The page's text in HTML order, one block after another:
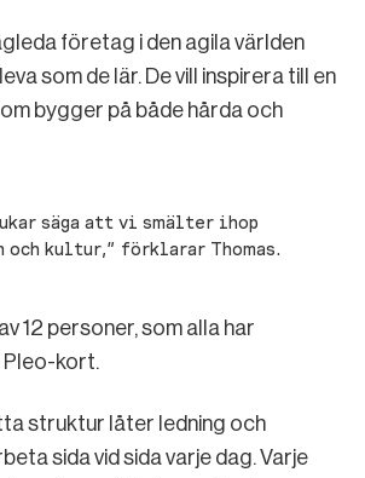
företag i den agila världen
som de lär. De vill inspirera till en
bygger på både hårda och
säga att vi smälter ihop
och kultur,” förklarar Thomas.
12 personer, som alla har
kort.
struktur låter ledning och
sida vid sida varje dag. Varje